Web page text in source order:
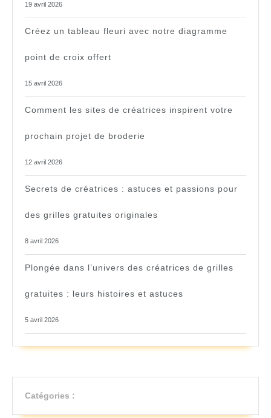
19 avril 2026
Créez un tableau fleuri avec notre diagramme
point de croix offert
15 avril 2026
Comment les sites de créatrices inspirent votre
prochain projet de broderie
12 avril 2026
Secrets de créatrices : astuces et passions pour
des grilles gratuites originales
8 avril 2026
Plongée dans l’univers des créatrices de grilles
gratuites : leurs histoires et astuces
5 avril 2026
Catégories :